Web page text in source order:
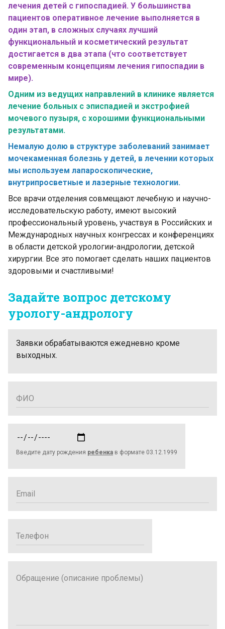
лечения детей с гипоспадией. У большинства
пациентов оперативное лечение выполняется в
один этап, в сложных случаях лучший
функциональный и косметический результат
достигается в два этапа (что соответствует
современным концепциям лечения гипоспадии в
мире).
Одним из ведущих направлений в клинике является
лечение больных с эписпадией и экстрофией
мочевого пузыря, с хорошими функциональными
результатами.
Немалую долю в структуре заболеваний занимает
мочекаменная болезнь у детей, в лечении которых
мы используем лапароскопические,
внутрипросветные и лазерные технологии.
Все врачи отделения совмещают лечебную и научно-
исследовательскую работу, имеют высокий
профессиональный уровень, участвуя в Российских и
Международных научных конгрессах и конференциях
в области детской урологии-андрологии, детской
хирургии. Все это помогает сделать наших пациентов
здоровыми и счастливыми!
Задайте вопрос детскому
урологу-андрологу
Заявки обрабатываются ежедневно кроме
выходных.
ФИО
Дата
рождения
Введите дату рождения ребенка в формате 03.12.1999
Email
Телефон
Обращение